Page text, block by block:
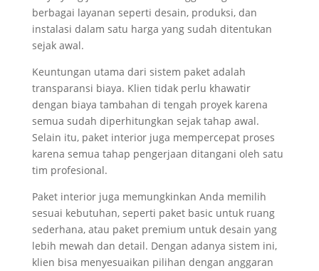
berbagai layanan seperti desain, produksi, dan
instalasi dalam satu harga yang sudah ditentukan
sejak awal.
Keuntungan utama dari sistem paket adalah
transparansi biaya. Klien tidak perlu khawatir
dengan biaya tambahan di tengah proyek karena
semua sudah diperhitungkan sejak tahap awal.
Selain itu, paket interior juga mempercepat proses
karena semua tahap pengerjaan ditangani oleh satu
tim profesional.
Paket interior juga memungkinkan Anda memilih
sesuai kebutuhan, seperti paket basic untuk ruang
sederhana, atau paket premium untuk desain yang
lebih mewah dan detail. Dengan adanya sistem ini,
klien bisa menyesuaikan pilihan dengan anggaran